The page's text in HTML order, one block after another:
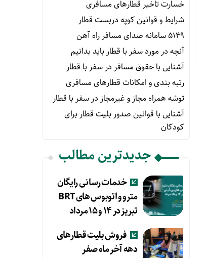
خسارت تاخیر قطارهای مسافری
شرایط و قوانین کوپه دربست قطار
۵۱۴۹ سامانه صدای مسافر راه آهن
آنچه در مورد سفر با قطار باید بدانیم
آشنایی با حقوق مسافر در سفر با قطار
رتبه بندی و امکانات قطارهای مسافری
توشه همراه مجاز و غیرمجاز در سفر با قطار
آشنایی با قوانین صدور بلیت قطار برای
کودکان
جدیدترین مطالب
خدمات رسانی رایگان
مترو و اتوبوس های BRT
تبریز در ۱۴ و ۱۵ مرداد
فروش بلیت قطارهای
دهه آخر ماه صفر